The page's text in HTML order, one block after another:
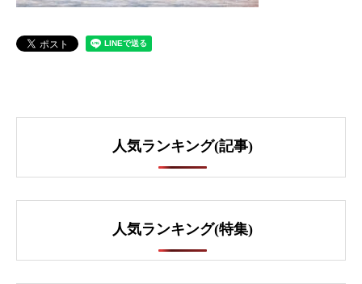
人気ランキング(記事)
人気ランキング(特集)